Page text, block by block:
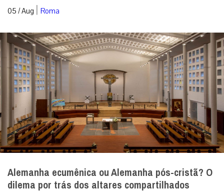
05 / Aug | Roma
Alemanha ecumênica ou Alemanha pós-cristã? O
dilema por trás dos altares compartilhados